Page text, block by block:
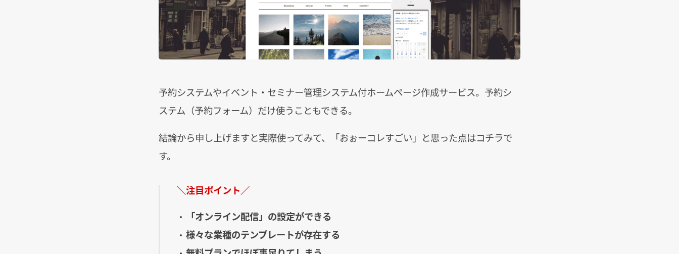
予約システムやイベント・セミナー管理システム付ホームページ作成サービス。予約シ
ステム（予約フォーム）だけ使うこともできる。
結論から申し上げますと実際使ってみて、「おぉーコレすごい」と思った点はコチラで
す。
＼注目ポイント／
「オンライン配信」の設定ができる
様々な業種のテンプレートが存在する